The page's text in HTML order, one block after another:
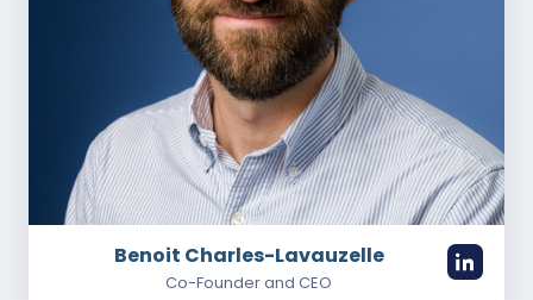
Benoit Charles-Lavauzelle
Co-Founder and CEO